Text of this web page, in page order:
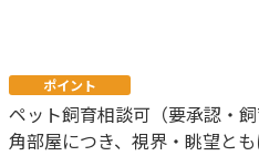
ポイント
ペット飼育相談可（要承認・
角部屋につき、視界・眺望とも